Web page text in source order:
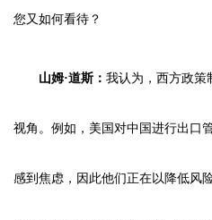
您又如何看待？
山姆·道斯： 我认为，西方政策
视角。例如，美国对中国进行出口
感到焦虑，因此他们正在以降低风